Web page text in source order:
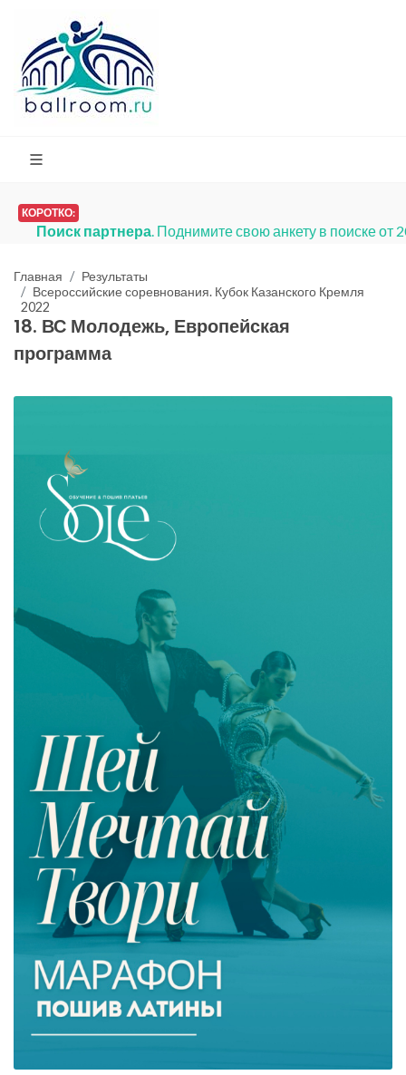
КОРОТКО:
Платья на продажу. Мы запустили
Главная
Результаты
Всероссийские соревнования. Кубок Казанского Кремля
2022
18. ВС Молодежь, Европейская
программа